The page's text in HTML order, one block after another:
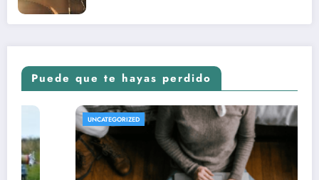
Puede que te hayas perdido
REVISTA DE CINE | NOTICIAS, IMÁGENES,
UNCATEGORIZED